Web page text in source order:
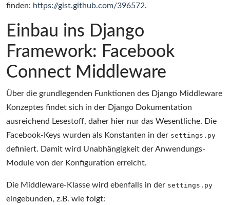
finden: https://gist.github.com/396572.
Einbau ins Django
Framework: Facebook
Connect Middleware
Über die grundlegenden Funktionen des Django Middleware
Konzeptes findet sich in der Django Dokumentation
ausreichend Lesestoff, daher hier nur das Wesentliche. Die
Facebook-Keys wurden als Konstanten in der settings.py
definiert. Damit wird Unabhängigkeit der Anwendungs-
Module von der Konfiguration erreicht.
Die Middleware-Klasse wird ebenfalls in der settings.py
eingebunden, z.B. wie folgt: